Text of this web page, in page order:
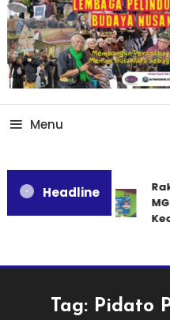
Menu
Headline
Tag: Pidato